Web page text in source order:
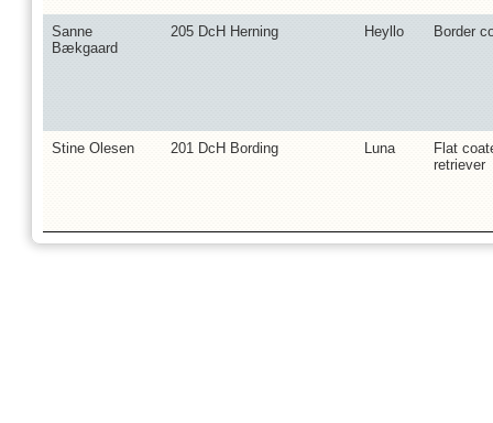
Sanne
Bækgaard
205 DcH Herning Heyllo Border
Stine Olesen 201 DcH Bording Luna
Flat
retriever